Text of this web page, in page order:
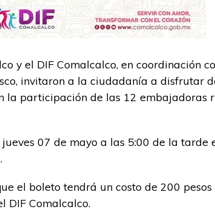
y el DIF Comalcalco, en coordinación
invitaron a la ciudadanía a disfrutar
la participación de las 12 embajadoras
07 de mayo a las 5:00 de la tarde
el boleto tendrá un costo de 200
DIF Comalcalco.